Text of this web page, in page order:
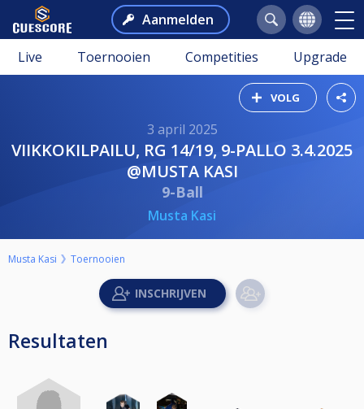
Aanmelden
Live Toernooien Competities Upgrade
VOLG
3 april 2025
VIIKKOKILPAILU, RG 14/19, 9-PALLO 3.4.2025
@MUSTA KASI
9-Ball
Musta Kasi
Musta Kasi Toernooien
Resultaten